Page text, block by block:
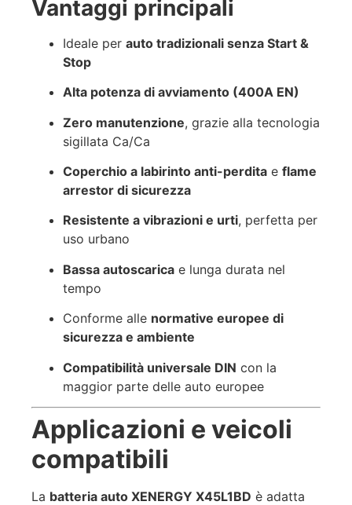
Vantaggi principali
Ideale per auto tradizionali senza Start &
Stop
Alta potenza di avviamento (400A EN)
Zero manutenzione, grazie alla tecnologia
sigillata Ca/Ca
Coperchio a labirinto anti-perdita e flame
arrestor di sicurezza
Resistente a vibrazioni e urti, perfetta per
uso urbano
Bassa autoscarica e lunga durata nel
tempo
Conforme alle normative europee di
sicurezza e ambiente
Compatibilità universale DIN con la
maggior parte delle auto europee
Applicazioni e veicoli
compatibili
La batteria auto XENERGY X45L1BD è adatta